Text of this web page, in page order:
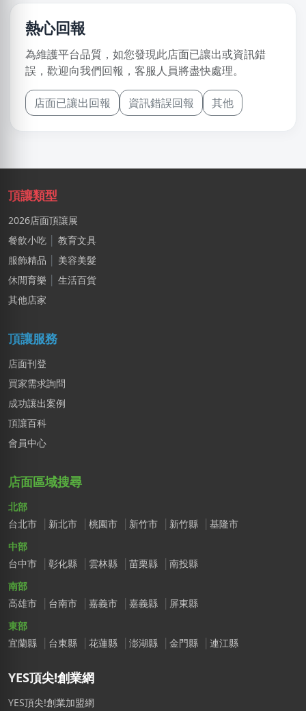
熱心回報
為維護平台品質，如您發現此店面已讓出或資訊錯
誤，歡迎向我們回報，客服人員將盡快處理。
店面已讓出回報 資訊錯誤回報 其他
頂讓類型
2026店面頂讓展
餐飲小吃
教育文具
服飾精品
美容美髮
休閒育樂
生活百貨
其他店家
頂讓服務
店面刊登
買家需求詢問
成功讓出案例
頂讓百科
會員中心
店面區域搜尋
北部
台北市
新北市 桃園市 新竹市 新竹縣
基隆市
中部
台中市
彰化縣 雲林縣 苗栗縣
南投縣
南部
高雄市
台南市 嘉義市 嘉義縣
屏東縣
東部
宜蘭縣
台東縣 花蓮縣 澎湖縣 金門縣 連江縣
YES頂尖!創業網
YES頂尖!創業加盟網